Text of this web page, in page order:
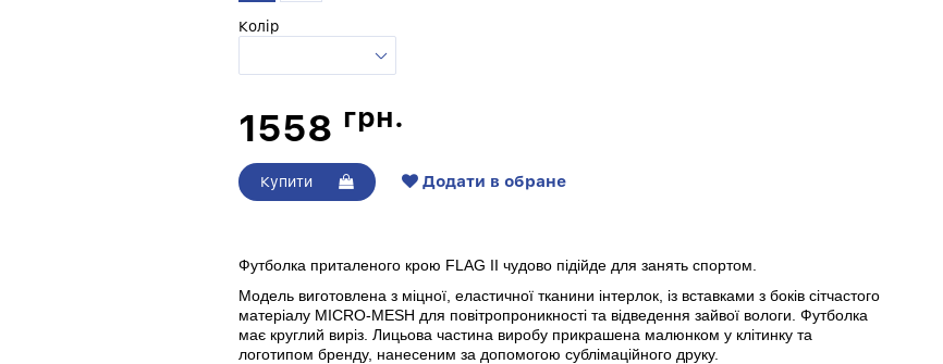
Колір
1558 грн.
Купити Додати в обране
Футболка приталеного крою FLAG II чудово підійде для занять спортом.
Модель виготовлена з міцної, еластичної тканини інтерлок, із вставками з боків сітчастого
матеріалу MICRO-MESH для повітропроникності та відведення зайвої вологи. Футболка
має круглий виріз. Лицьова частина виробу прикрашена малюнком у клітинку та
логотипом бренду, нанесеним за допомогою сублімаційного друку.